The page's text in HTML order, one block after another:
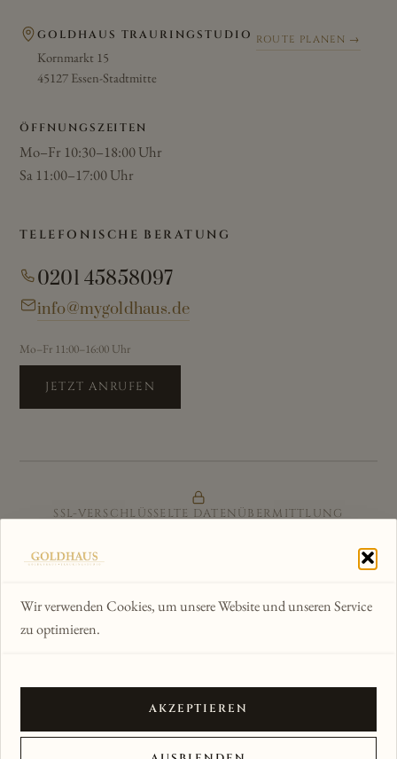
Wir verwenden Cookies, um unsere Website und unseren Service
zu optimieren.
AKZEPTIEREN
GOLDHAUS TRAURINGSTUDIO
Kornmarkt 15
45127 Essen-Stadtmitte
ROUTE PLANEN →
ÖFFNUNGSZEITEN
Mo–Fr 10:30–18:00 Uhr
Sa 11:00–17:00 Uhr
TELEFONISCHE BERATUNG
0201 45858097
info@mygoldhaus.de
Mo–Fr 11:00–16:00 Uhr
JETZT ANRUFEN
SSL-VERSCHLÜSSELTE DATENÜBERMITTLUNG